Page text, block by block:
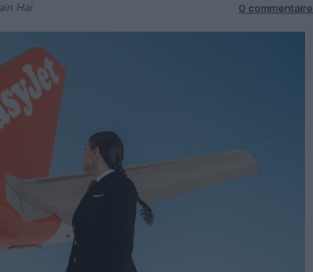
Hai 0 commentaire